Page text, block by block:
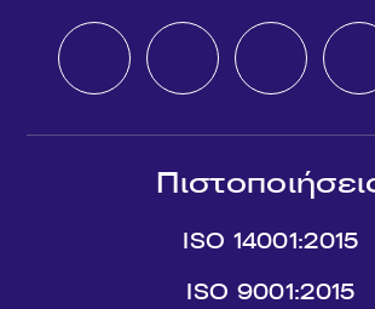
ISO 14001:2015
ISO 9001:2015